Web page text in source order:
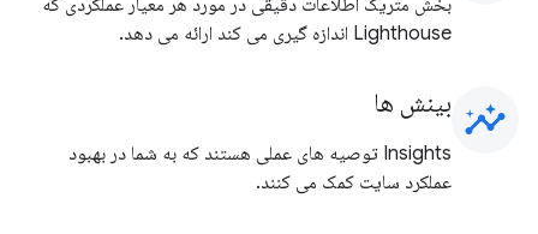
بخش متریک اطلاعات دقیقی در مورد هر معیار عملکردی که
Lighthouse اندازه گیری می کند ارائه می دهد.
insights بینش ها
Insights توصیه های عملی هستند که به شما در بهبود
عملکرد سایت کمک می کنند.